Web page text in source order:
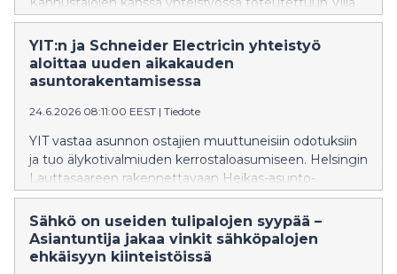
Niittyyn. Talon tulevat asukkaat halusivat hyvin
käytettyjä neliöitä, jotka mukautuvat erilaisiin
elämäntilanteisiin. Kotiin valittiin Schneider Electricin
Wiser-älykotituotteita, joiden avulla
parantaa.
YIT:n ja Schneider Electricin yhteistyö
aloittaa uuden aikakauden
asuntorakentamisessa
24.6.2026 08:11:00 EEST | Tiedote
YIT vastaa asunnon ostajien muuttuneisiin odotuksiin
ja tuo älykotivalmiuden kerrostaloasumiseen. Helsingin
Lauttasaareen rakennettavaan Heikas-asunto-
osakeyhtiöön asennetaan jokaiseen asuntoon
Schneider Electricin Wiser Ready -älykotivalmius.
Sähkö on useiden tulipalojen syypää –
Asiantuntija jakaa vinkit sähköpalojen
ehkäisyyn kiinteistöissä